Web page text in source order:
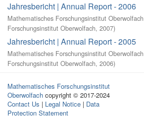
Jahresbericht | Annual Report - 2006
Mathematisches Forschungsinstitut Oberwolfach
Forschungsinstitut Oberwolfach, 2007)
Jahresbericht | Annual Report - 2005
Mathematisches Forschungsinstitut Oberwolfach
Forschungsinstitut Oberwolfach, 2006)
Mathematisches Forschungsinstitut
Oberwolfach copyright © 2017-2024
Contact Us | Legal Notice | Data
Protection Statement